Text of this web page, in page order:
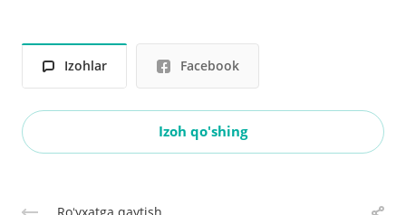
Izohlar Facebook
Izoh qo'shing